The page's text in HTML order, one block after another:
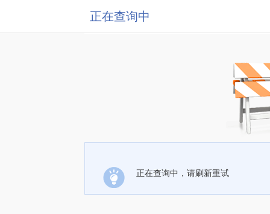
正在查询中
正在查询中，请刷新重试